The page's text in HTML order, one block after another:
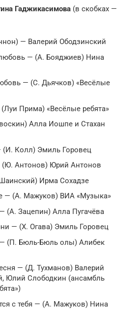
Гаджикасимова (в скобках —
— Валерий Ободзинский
— (А. Бояджиев) Нина
— (С. Дьячков) «Весёлые
Прима) «Весёлые ребята»
Алла Иошпе и Стахан
(И. Колл) Эмиль Горовец
(Ю. Антонов) Юрий Антонов
Ирма Сохадзе
— (А. Мажуков) ВИА «Музыка»
(А. Зацепин) Алла Пугачёва
— (Х. Огава) Эмиль Горовец
(П. Бюль-Бюль олы) Алибек
— (Д. Тухманов) Валерий
Юлий Слободкин (ансамбль
с тебя — (А. Мажуков) Нина